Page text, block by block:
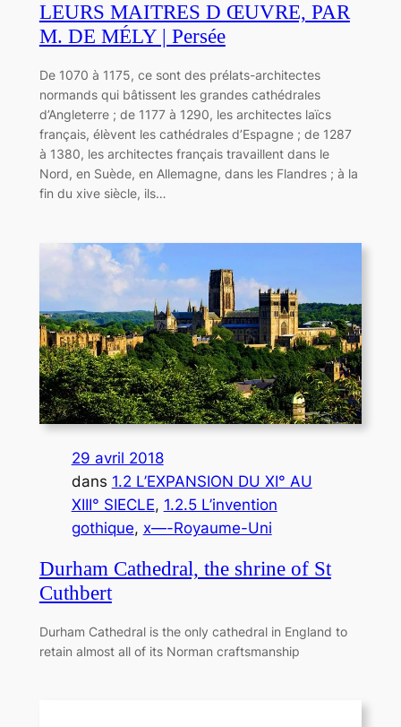
LEURS MAITRES D ŒUVRE, PAR
M. DE MÉLY | Persée
De 1070 à 1175, ce sont des prélats-architectes
normands qui bâtissent les grandes cathédrales
d’Angleterre ; de 1177 à 1290, les architectes laïcs
français, élèvent les cathédrales d’Espagne ; de 1287
à 1380, les architectes français travaillent dans le
Nord, en Suède, en Allemagne, dans les Flandres ; à la
fin du xive siècle, ils…
29 avril 2018
dans 1.2 L’EXPANSION DU XI° AU
XIII° SIECLE, 1.2.5 L’invention
gothique, x—-Royaume-Uni
Durham Cathedral, the shrine of St
Cuthbert
Durham Cathedral is the only cathedral in England to
retain almost all of its Norman craftsmanship